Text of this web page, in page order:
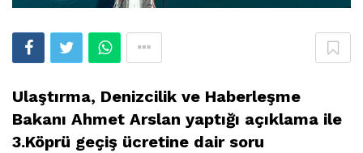
Ulaştırma, Denizcilik ve Haberleşme
Bakanı Ahmet Arslan yaptığı açıklama ile
3.Köprü geçiş ücretine dair soru